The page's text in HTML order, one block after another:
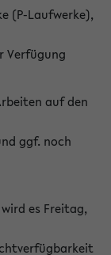
(P-Laufwerke),
Verfügung
auf den
ggf. noch
es Freitag,